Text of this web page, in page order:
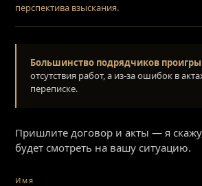
перспектива взыскания.
Большинство подрядчиков
отсутствия работ, а из-за ошибок в
переписке.
Пришлите договор и акты — я
будет смотреть на вашу ситуацию.
Имя